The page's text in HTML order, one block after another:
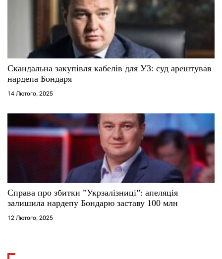
Скандальна закупівля кабелів для УЗ: суд арештував
нардепа Бондаря
14 Лютого, 2025
Справа про збитки ”Укрзалізниці”: апеляція
залишила нардепу Бондарю заставу 100 млн
12 Лютого, 2025